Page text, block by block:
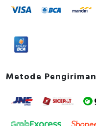
Metode Pengiriman